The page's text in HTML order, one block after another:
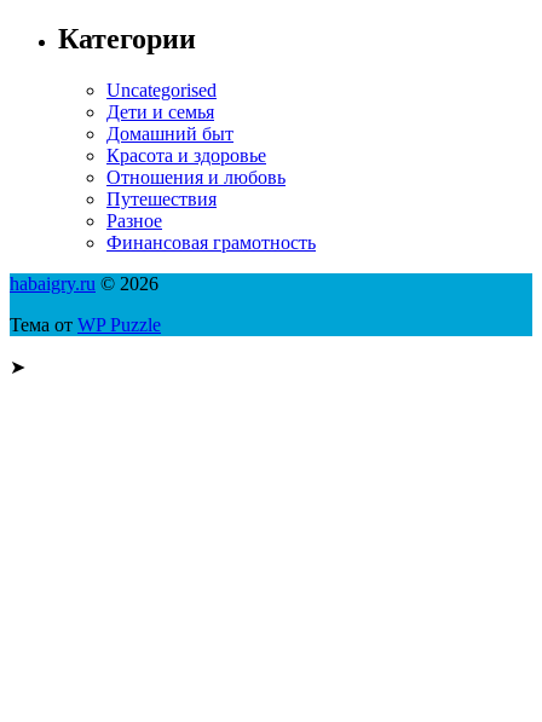
Категории
Uncategorised
Дети и семья
Домашний быт
Красота и здоровье
Отношения и любовь
Путешествия
Разное
Финансовая грамотность
habaigry.ru © 2026
Тема от WP Puzzle
➤